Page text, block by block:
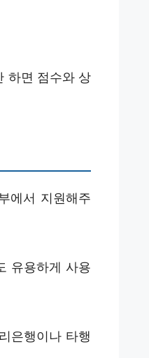
하면 점수와 상
에서 지원해주
유용하게 사용
은행이나 타행